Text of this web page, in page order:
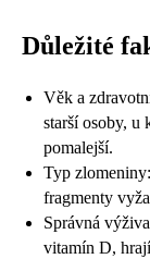
Důležité
Věk a
starší osoby, u
pomalejší.
Typ
fragmenty
Správná
vitamín D,